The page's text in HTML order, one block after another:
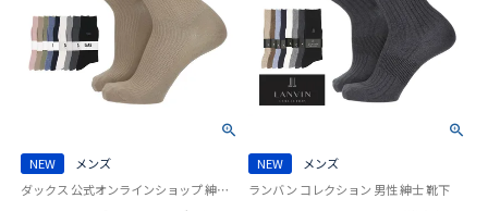
NEW
メンズ
ダックス 公式オンラインショップ 紳士 靴下
NEW
メンズ
ランバン コレクション 男性 紳士 靴下